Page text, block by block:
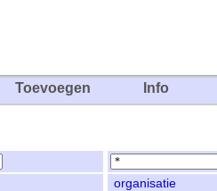
Toevoegen Info
organisatie